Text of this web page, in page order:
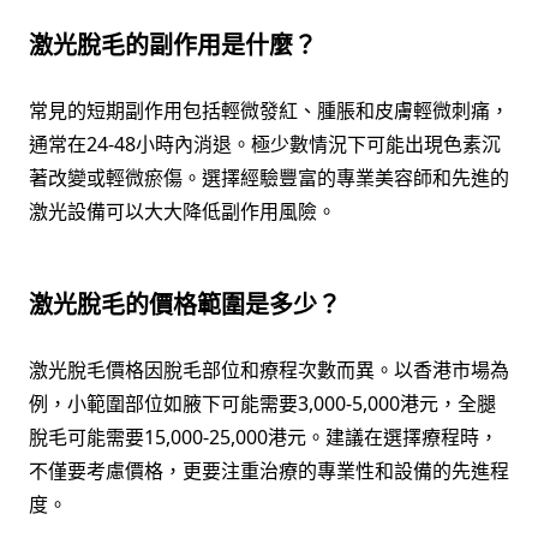
激光脫毛的副作用是什麼？
常見的短期副作用包括輕微發紅、腫脹和皮膚輕微刺痛，
通常在24-48小時內消退。極少數情況下可能出現色素沉
著改變或輕微瘀傷。選擇經驗豐富的專業美容師和先進的
激光設備可以大大降低副作用風險。
激光脫毛的價格範圍是多少？
激光脫毛價格因脫毛部位和療程次數而異。以香港市場為
例，小範圍部位如腋下可能需要3,000-5,000港元，全腿
脫毛可能需要15,000-25,000港元。建議在選擇療程時，
不僅要考慮價格，更要注重治療的專業性和設備的先進程
度。